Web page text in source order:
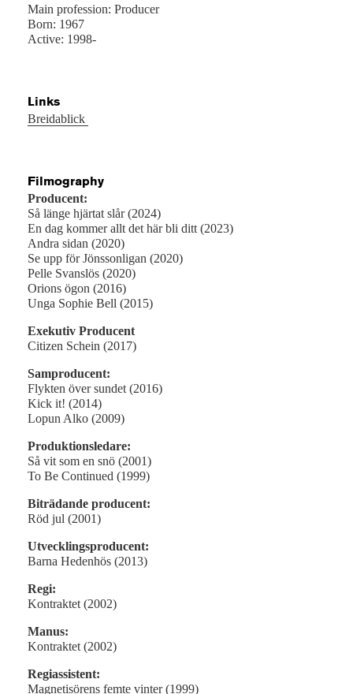
Main profession: Producer
Born: 1967
Active: 1998-
Links
Breidablick
Filmography
Producent:
Så länge hjärtat slår (2024)
En dag kommer allt det här bli ditt (2023)
Andra sidan (2020)
Se upp för Jönssonligan (2020)
Pelle Svanslös (2020)
Orions ögon (2016)
Unga Sophie Bell (2015)
Exekutiv Producent
Citizen Schein (2017)
Samproducent:
Flykten över sundet (2016)
Kick it! (2014)
Lopun Alko (2009)
Produktionsledare:
Så vit som en snö (2001)
To Be Continued (1999)
Biträdande producent:
Röd jul (2001)
Utvecklingsproducent:
Barna Hedenhös (2013)
Regi:
Kontraktet (2002)
Manus:
Kontraktet (2002)
Regiassistent:
Magnetisörens femte vinter (1999)